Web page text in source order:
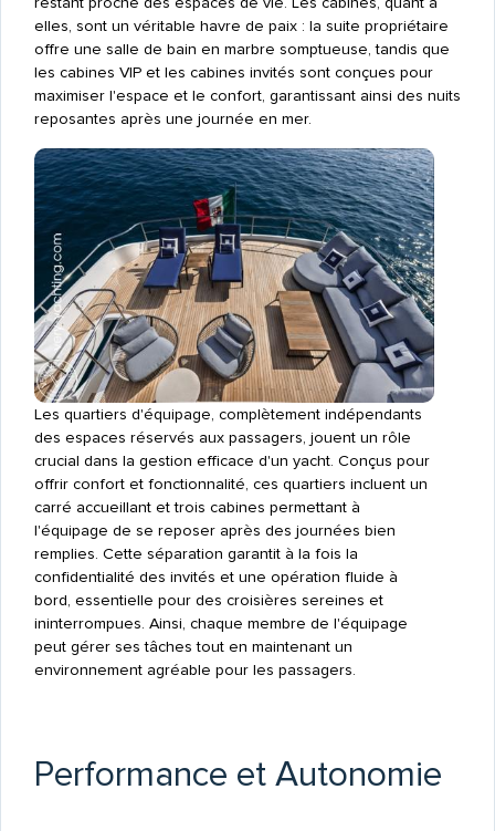
elles, sont un véritable havre de paix : la suite propriétaire
offre une salle de bain en marbre somptueuse, tandis que
les cabines VIP et les cabines invités sont conçues pour
maximiser l'espace et le confort, garantissant ainsi des nuits
reposantes après une journée en mer.
Les quartiers d'équipage, complètement indépendants
des espaces réservés aux passagers, jouent un rôle
crucial dans la gestion efficace d'un yacht. Conçus pour
offrir confort et fonctionnalité, ces quartiers incluent un
carré accueillant et trois cabines permettant à
l'équipage de se reposer après des journées bien
remplies. Cette séparation garantit à la fois la
confidentialité des invités et une opération fluide à
bord, essentielle pour des croisières sereines et
ininterrompues. Ainsi, chaque membre de l'équipage
peut gérer ses tâches tout en maintenant un
environnement agréable pour les passagers.
Performance et Autonomie